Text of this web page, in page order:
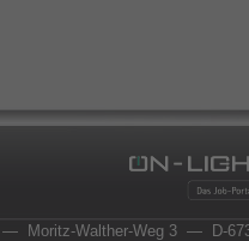
— Moritz-Walther-Weg 3 — D-